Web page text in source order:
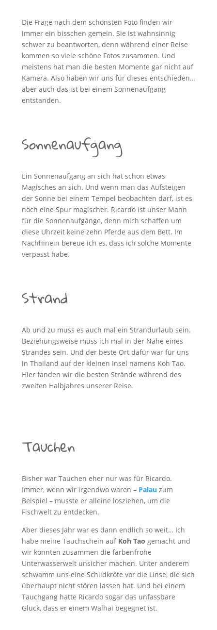
Die Frage nach dem schönsten Foto finden wir
immer ein bisschen gemein. Sie ist wahnsinnig
schwer zu beantworten, denn während einer Reise
kommen so viele schöne Fotos zusammen. Und
meistens hat man die besten Momente gar nicht auf
Kamera. Also haben wir uns für dieses entschieden…
aber auch das ist bei einem Sonnenaufgang
entstanden.
Sonnenaufgang
Ein Sonnenaufgang an sich hat schon etwas
Magisches an sich. Und wenn man das Aufsteigen
der Sonne bei einem Tempel beobachten darf, ist es
noch eine Spur magischer. Ricardo ist unser Mann
für die Sonnenaufgänge, denn mich schaffen um
diese Uhrzeit keine zehn Pferde aus dem Bett. Im
Nachhinein bereue ich es, dass ich solche Momente
verpasst habe.
Strand
Ab und zu muss es auch mal ein Strandurlaub sein.
Beziehungsweise muss ich mal in der Nähe eines
Strandes sein. Und der beste Ort dafür war für uns
in Thailand auf der kleinen Insel namens Koh Tao.
Hier fanden wir die besten Strände während des
zweiten Halbjahres unserer Reise.
Tauchen
Bisher war Tauchen eher nur was für Ricardo.
Immer, wenn wir irgendwo waren – Palau zum
Beispiel – musste er alleine losziehen, um die
Fischwelt zu entdecken.
Aber dieses Jahr war es dann endlich so weit… Ich
habe meine Tauchschein auf Koh Tao gemacht und
wir konnten zusammen die farbenfrohe
Unterwasserwelt unsicher machen. Unter anderem
schwamm uns eine Schildkröte vor die Linse, die sich
überhaupt nicht stören lassen hat. Und bei einem
Tauchgang hatte Ricardo sogar das unfassbare
Glück, dass er einem Walhai begegnet ist.